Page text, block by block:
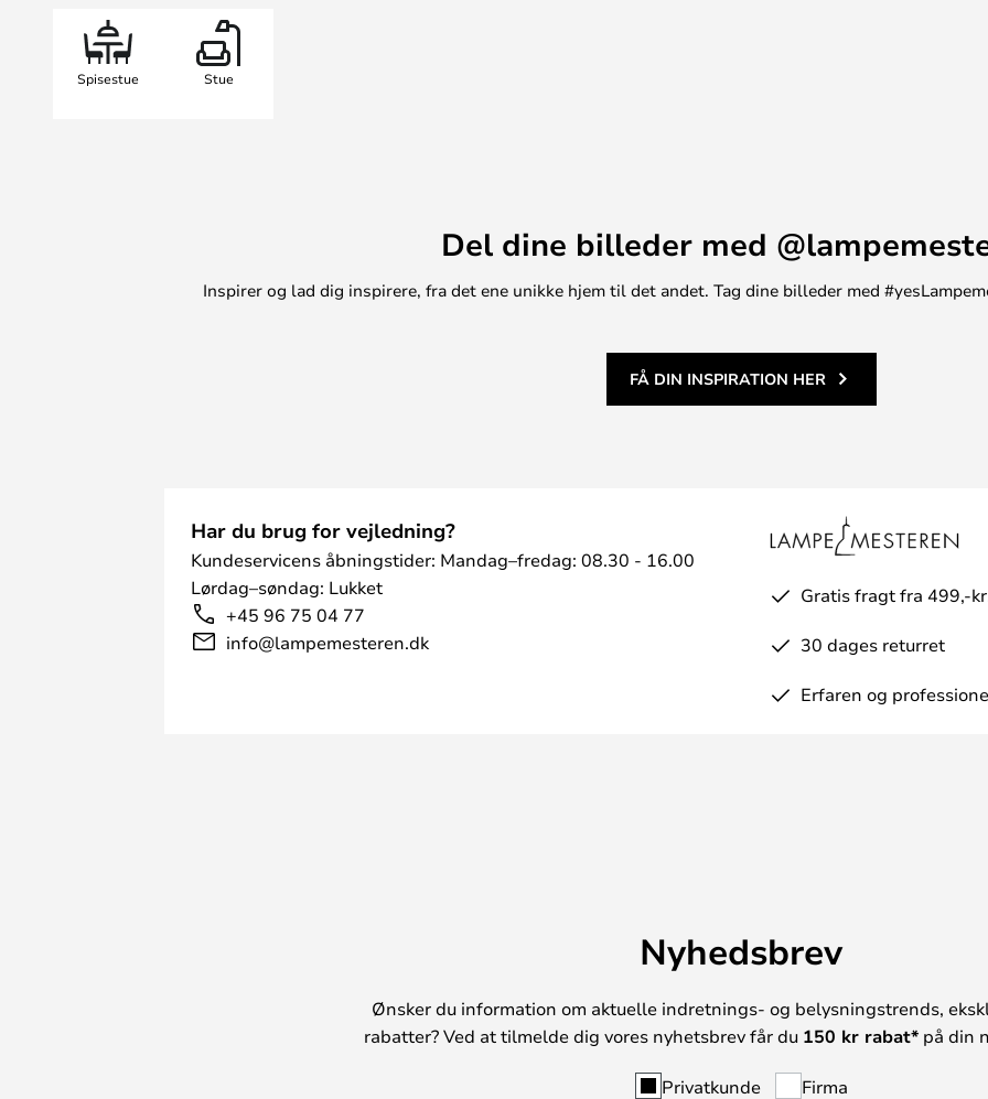
Spisestue Stue
Del dine billeder med
Inspirer og lad dig inspirere, fra det ene unikke hjem til det andet. Tag dine billeder med
FÅ DIN INSPIRATION HER
Har du brug for vejledning?
Kundeservicens åbningstider: Mandag–fredag: 08.30 - 16.00
Lørdag–søndag: Lukket
+45 96 75 04 77
info@lampemesteren.dk
Gratis fragt fra 499,-
30 dages returret
Erfaren og
Nyhedsbrev
Ønsker du information om aktuelle indretnings- og belysningstrends,
rabatter? Ved at tilmelde dig vores nyhetsbrev får du 150 kr rabat*på din
Privatkunde Firma